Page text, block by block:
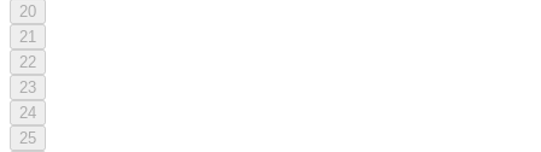
20
21
22
23
24
25